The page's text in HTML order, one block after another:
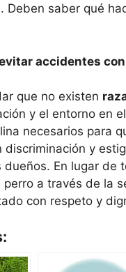
saber qué
accidentes
que no existen
y el entorno en
necesarios para
y
En lugar
a través de la
con respeto y